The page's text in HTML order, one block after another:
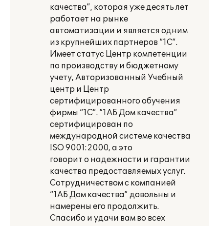
качества”, которая уже десять лет
работает на рынке
автоматизации и является одним
из крупнейших партнеров “1С”.
Имеет статус Центр компетенции
по производству и бюджетному
учету, Авторизованный Учебный
центр и Центр
сертифицированного обучения
фирмы “1С”. “1АБ Дом качества”
сертифицирован по
международной системе качества
ISO 9001:2000, а это
говорит о надежности и гарантии
качества предоставляемых услуг.
Сотрудничеством с компанией
“1АБ Дом качества” довольны и
намерены его продолжить.
Спасибо и удачи вам во всех